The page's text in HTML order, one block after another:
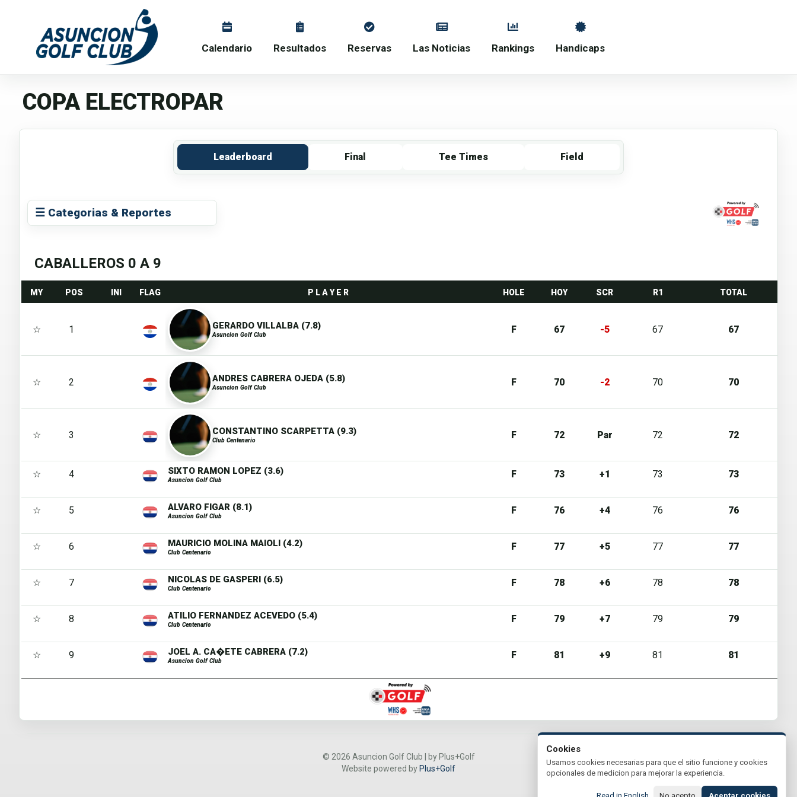
Calendario Resultados Reservas Las Noticias Rankings Handicaps
COPA ELECTROPAR
Leaderboard Final Tee Times Field
☰ Categorias & Reportes
CABALLEROS 0 A 9
MY POS INI FLAG P L A Y E R HOLE HOY SCR R1 TOTAL
☆ 1 GERARDO VILLALBA (7.8)
Asuncion Golf Club F 67 -5 67 67
☆ 2 ANDRES CABRERA OJEDA (5.8)
Asuncion Golf Club F 70 -2 70 70
☆ 3 CONSTANTINO SCARPETTA (9.3)
Club Centenario F 72 Par 72 72
☆ 4 SIXTO RAMON LOPEZ (3.6)
Asuncion Golf Club
F 73 +1 73 73
☆ 5 ALVARO FIGAR (8.1)
Asuncion Golf Club
F 76 +4 76 76
☆ 6 MAURICIO MOLINA MAIOLI (4.2)
Club Centenario
F 77 +5 77 77
☆ 7 NICOLAS DE GASPERI (6.5)
Club Centenario
F 78 +6 78 78
☆ 8 ATILIO FERNANDEZ ACEVEDO (5.4)
Club Centenario
F 79 +7 79 79
☆ 9 JOEL A. CA�ETE CABRERA (7.2)
Asuncion Golf Club
F 81 +9 81 81
© 2026 Asuncion Golf Club | by Plus+Golf
Website powered by Plus+Golf
Cookies
Usamos cookies necesarias para que el sitio funcione y cookies
opcionales de medicion para mejorar la experiencia.